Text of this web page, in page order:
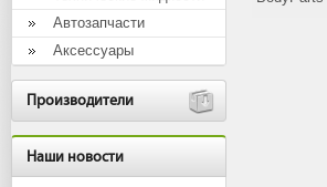
Автозапчасти
Аксессуары
Производители
Наши новости